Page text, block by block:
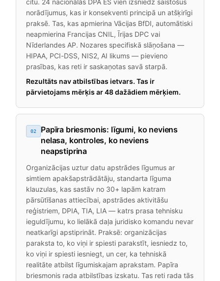
citu. 24 nacionālās DPA ES vien izsniedz saistošus
norādījumus, kas ir konsekventi principā un atšķirīgi
praksē. Tas, kas apmierina Vācijas BfDI, automātiski
neapmierina Francijas CNIL, Īrijas DPC vai
Nīderlandes AP. Nozares specifiskā slāņošana —
HIPAA, PCI-DSS, NIS2, AI likums — pievieno
prasības, kas reti ir saskaņotas savā starpā.
Rezultāts nav atbilstības ietvars. Tas ir
pārvietojams mērķis ar 48 dažādiem mērķiem.
02
Papīra briesmonis: līgumi, ko neviens
nelasa, kontroles, ko neviens
neapstiprina
Organizācijas uztur datu apstrādes līgumus ar
simtiem apakšapstrādātāju, standarta līguma
klauzulas, kas sastāv no 30+ lapām katram
pārsūtīšanas attiecībai, apstrādes aktivitāšu
reģistriem, DPIA, TIA, LIA — katrs prasa tehnisku
ieguldījumu, ko lielākā daļa juridisko komandu nevar
neatkarīgi apstiprināt. Praksē: organizācijas
paraksta to, ko viņi ir spiesti parakstīt, iesniedz to,
ko viņi ir spiesti iesniegt, un cer, ka tehniskā
realitāte atbilst līgumiskajam aprakstam. Papīra
briesmonis rada atbilstības izskatu. Tas reti rada tās